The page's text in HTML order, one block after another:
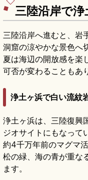
三陸沿岸で
三陸沿岸へ進むと、岩
洞窟の涼やかな景色へ
夏は海辺の開放感を楽
可否が変わることもあ
浄土ヶ浜で白い流紋
浄土ヶ浜は、三陸復興
ジオサイトにもなって
約4千万年前のマグマ
松の緑、海の青が重な
ます。
岩手・浄土ヶ浜｜白